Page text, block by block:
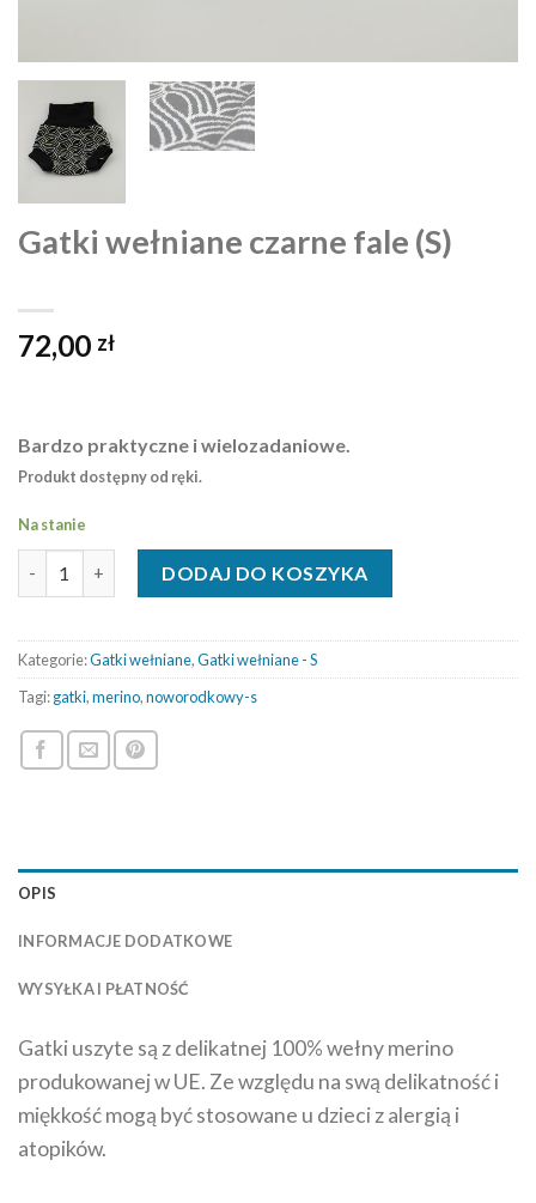
Gatki wełniane czarne fale (S)
72,00 zł
Bardzo praktyczne i wielozadaniowe.
Produkt dostępny od ręki.
Na stanie
DODAJ DO KOSZYKA
Kategorie:Gatki wełniane,Gatki wełniane - S
Tagi:gatki,merino,noworodkowy-s
OPIS
INFORMACJE DODATKOWE
WYSYŁKA I PŁATNOŚĆ
Gatki uszyte są z delikatnej 100% wełny merino
produkowanej w UE. Ze względu na swą delikatność i
miękkość mogą być stosowane u dzieci z alergią i
atopików.